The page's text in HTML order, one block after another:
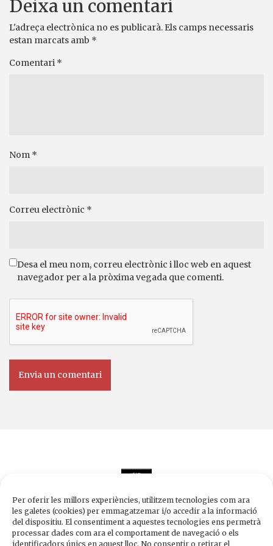
Per oferir les millors experiències, utilitzem tecnologies com ara
les galetes (cookies) per emmagatzemar i/o accedir a la informació
del dispositiu. El consentiment a aquestes tecnologies ens permetrà
processar dades com ara el comportament de navegació o els
identificadors únics en aquest lloc. No consentir o retirar el
Deixa un comentari
L'adreça electrònica no es publicarà. Els camps necessaris
estan marcats amb *
Comentari *
Nom *
Correu electrònic *
Desa el meu nom, correu electrònic i lloc web en aquest
navegador per a la pròxima vegada que comenti.
Edicions de 1984